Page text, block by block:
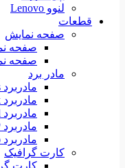
لنوو Lenovo
قطعات
صفحه نمایش
صفحه نمایش 14 اینچ
صفحه نمایش 15 اینج
مادر برد
مادربرد Asus
مادربرد MacBook
مادربرد Dell
مادربرد HP
مادربرد Lenovo
کارت گرافیک
کارت گرافیک Nvidia